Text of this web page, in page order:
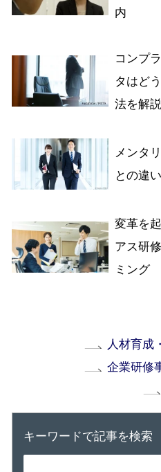
内
コンプ
タはど
法を解説
メンタ
との違
変革を
アス研
ミング
人材育成
企業研修
キーワードで記事を検索